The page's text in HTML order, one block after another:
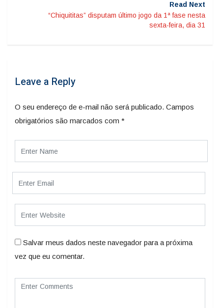
Read Next
“Chiquititas” disputam último jogo da 1ª fase nesta
sexta-feira, dia 31
Leave a Reply
O seu endereço de e-mail não será publicado. Campos
obrigatórios são marcados com *
Salvar meus dados neste navegador para a próxima
vez que eu comentar.